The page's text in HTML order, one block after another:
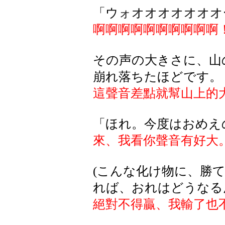
「ウォオオオオオオ
啊啊啊啊啊啊啊啊啊啊
その声の大きさに、
崩れ落ちたほどです。
這聲音差點就幫山上的
「ほれ。今度はおめ
來、我看你聲音有好大
(こんな化け物に、勝
れば、おれはどうな
絕對不得贏、我輸了也